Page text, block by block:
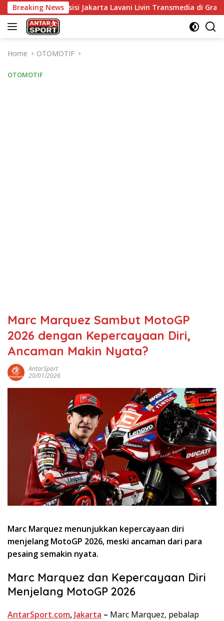
Skip
to
content
Breaking News
Jakarta Lavani Livin Transmedia di Grand Final
Home OTOMOTIF
OTOMOTIF
Marc Marquez Sambut MotoGP
2026 dengan Kepercayaan Diri,
Ancaman Makin Nyata?
AntarSport
20/01/2026
Marc Marquez menunjukkan kepercayaan diri
menjelang MotoGP 2026, meski ancaman dari para
pesaing semakin nyata.
Marc Marquez dan Kepercayaan Diri
Menjelang MotoGP 2026
AntarSport.com, Jakarta – Marc Marquez, pebalap